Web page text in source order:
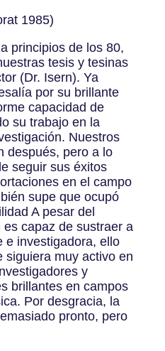
1985)
principios de los 80,
tesis y tesinas
(Dr. Isern). Ya
por su brillante
capacidad de
su trabajo en la
Nuestros
después, pero a lo
seguir sus éxitos
en el campo
supe que ocupó
A pesar del
capaz de sustraer a
e investigadora, ello
siguiera muy activo en
y
brillantes en campos
Por desgracia, la
pronto, pero